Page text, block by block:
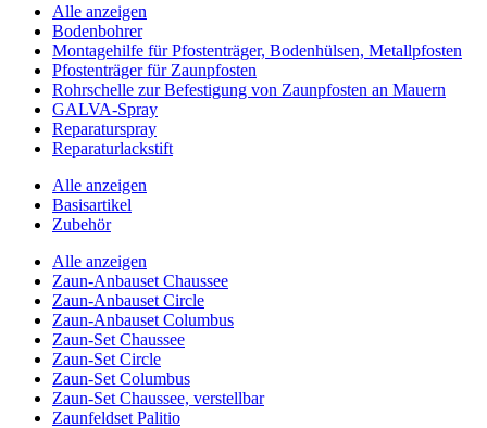
Alle anzeigen
Bodenbohrer
Montagehilfe für Pfostenträger, Bodenhülsen, Metallpfosten
Pfostenträger für Zaunpfosten
Rohrschelle zur Befestigung von Zaunpfosten an Mauern
GALVA-Spray
Reparaturspray
Reparaturlackstift
Alle anzeigen
Basisartikel
Zubehör
Alle anzeigen
Zaun-Anbauset Chaussee
Zaun-Anbauset Circle
Zaun-Anbauset Columbus
Zaun-Set Chaussee
Zaun-Set Circle
Zaun-Set Columbus
Zaun-Set Chaussee, verstellbar
Zaunfeldset Palitio